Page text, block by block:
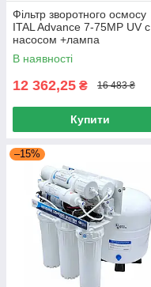
Фільтр зворотного осмосу
ITAL Advance 7-75MP UV с
насосом +лампа
В наявності
12 362,25 ₴ 16 483 ₴
Купити
–15%